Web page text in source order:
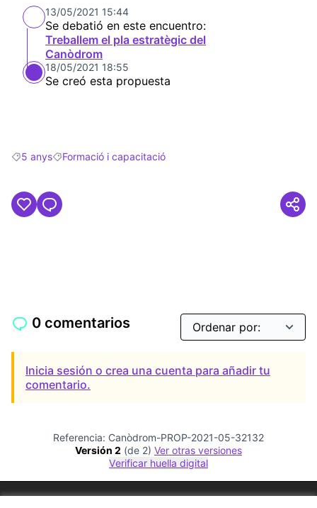
13/05/2021 15:44
Se debatió en este encuentro:
Treballem el pla estratègic del
Canòdrom
18/05/2021 18:55
Se creó esta propuesta
Resultados al filtrar por: 5 anys
5 anysResultados al filtrar por: Formació i capacitació
Formació i capacitació
0 comentarios
Inicia sesión o crea una cuenta para añadir tu
comentario.
Referencia: Canòdrom-PROP-2021-05-32132
Versión 2 (de 2)
ver otras versiones
Verificar huella digital